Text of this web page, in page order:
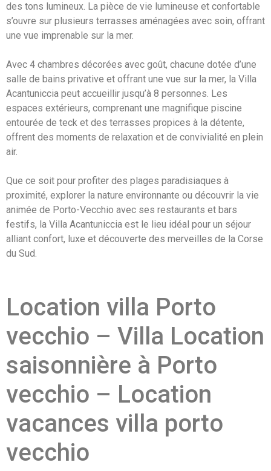
des tons lumineux. La pièce de vie lumineuse et confortable
s’ouvre sur plusieurs terrasses aménagées avec soin, offrant
une vue imprenable sur la mer.
Avec 4 chambres décorées avec goût, chacune dotée d’une
salle de bains privative et offrant une vue sur la mer, la Villa
Acantuniccia peut accueillir jusqu’à 8 personnes. Les
espaces extérieurs, comprenant une magnifique piscine
entourée de teck et des terrasses propices à la détente,
offrent des moments de relaxation et de convivialité en plein
air.
Que ce soit pour profiter des plages paradisiaques à
proximité, explorer la nature environnante ou découvrir la vie
animée de Porto-Vecchio avec ses restaurants et bars
festifs, la Villa Acantuniccia est le lieu idéal pour un séjour
alliant confort, luxe et découverte des merveilles de la Corse
du Sud.
Location villa Porto
vecchio – Villa Location
saisonnière à Porto
vecchio – Location
vacances villa porto
vecchio